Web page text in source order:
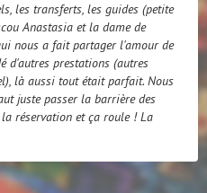
les transferts, les guides (petite
Anastasia et la dame de
nous a fait partager l'amour de
d'autres prestations (autres
là aussi tout était parfait. Nous
juste passer la barrière des
réservation et ça roule ! La